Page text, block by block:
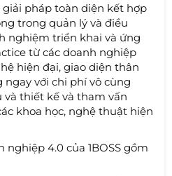
giải pháp toàn diện kết hợp
trong quản lý và điều
nghiệm triển khai và ứng
từ các doanh nghiệp
hiện đại, giao diện thân
với chi phí vô cùng
và thiết kế và tham vấn
khoa học, nghệ thuật hiện
4.0 của 1BOSS gồm